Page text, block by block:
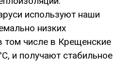
используют наши
низких
том числе в Крещенские
и получают стабильное